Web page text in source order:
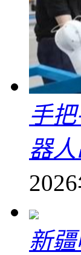
手
器
新